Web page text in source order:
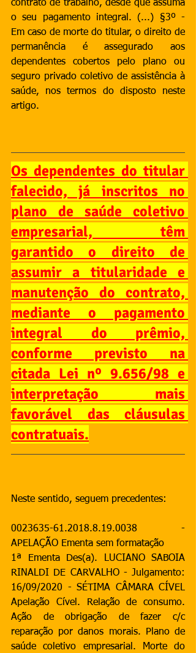
contrato de trabalho, desde que assuma
o seu pagamento integral. (...) §3º -
Em caso de morte do titular, o direito de
permanência é assegurado aos
dependentes cobertos pelo plano ou
seguro privado coletivo de assistência à
saúde, nos termos do disposto neste
artigo.
Os dependentes do titular
falecido, já inscritos no
plano de saúde coletivo
empresarial, têm
garantido o direito de
assumir a titularidade e
manutenção do contrato,
mediante o pagamento
integral do prêmio,
conforme previsto na
citada Lei nº 9.656/98 e
interpretação mais
favorável das cláusulas
contratuais.
Neste sentido, seguem precedentes:
0023635-61.2018.8.19.0038 -
APELAÇÃO Ementa sem formatação
1ª Ementa Des(a). LUCIANO SABOIA
RINALDI DE CARVALHO - Julgamento:
16/09/2020 - SÉTIMA CÂMARA CÍVEL
Apelação Cível. Relação de consumo.
Ação de obrigação de fazer c/c
reparação por danos morais. Plano de
saúde coletivo empresarial. Morte do